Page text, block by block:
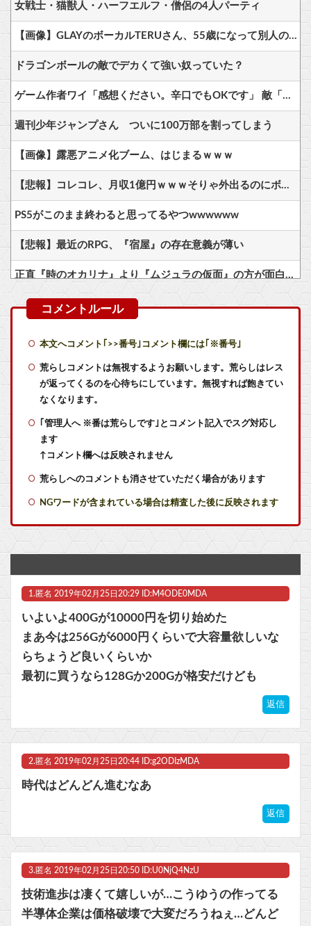
女戦士・猫獣人・ハーフエルフ・僧侶の4人パーティ
【画像】GLAYのボーカルTERUさん、55歳になって別人のように膨らんで激変したとネット騒然 → 「なんでこんなに太った？」「むしろ可愛い」「良い歳の取り方」
ドラゴンボールの敵でデカくて強い奴っていた？
ゲーム作者ワイ「感想ください。辛口でもOKです」 敵「あれがだめ。これがだめ」
週刊少年ジャンプさん ついに100万部を割ってしまう
【画像】露悪アニメ化ブーム、はじまるｗｗｗ
【悲報】コレコレ、月収1億円ｗｗｗそりゃ外出るのにボディガードつけるわ…
PS5がこのまま終わると思ってるやつwwwwww
【悲報】最近のRPG、『宿屋』の存在意義が薄い
正直『時のオカリナ』より『ムジュラの仮面』の方が面白いよな
【雑談】ウマスレで語るインターネット老人会ｗｗｗ この話題についていけないってマジ…！？
【艦これ】授業中に居眠りふぶき 他
【艦これ】煙幕してんのに大暴れしすぎちゃうか？
【艦これ】バニ黒潮親潮 他
【艦これ】ヴァトールはなんて呼べばいいんだろうね
【VTuber】ばあちゃる、引退を発表 8月9日の誕生日配信で詳細を説明「ずっと続けられなくて本当にごめんなさい」【8/9(日)15:00】
【GジェネE】SDガンダム外伝まつり開幕！ガチャは来週かな？他
【学園アイドルマスター】MiraiMira「花海咲季 雨上がりのアイリス 特訓前Ver.」フィギュア【予約開始】他
【beatmania IIDX】(26/08/06)「Sparkle Fruit Lab.｣に最終ルームが追加！ 追加楽曲に「サタデーナイト⭐︎ギャロップ」「じぇりー じゅえる ジャングル」「Iridescent Memories」が登場！！
ビットコイン再び1600万円へ。ドル円は147円に
本文へコメント｢>>番号｣コメント欄には｢※番号｣
荒らしコメントは無視するようお願いします。荒らしはレス
が返ってくるのを心待ちにしています。無視すれば飽きてい
なくなります。
｢管理人へ ※番は荒らしです｣とコメント記入でスグ対応し
ます
↑コメント欄へは反映されません
荒らしへのコメントも消させていただく場合があります
NGワードが含まれている場合は精査した後に反映されます
1. 匿名 2019年02月25日20:29 ID:M4ODE0MDA
いよいよ400Gが10000円を切り始めた
まあ今は256Gが6000円くらいで大容量欲しいな
らちょうど良いくらいか
最初に買うなら128Gか200Gが格安だけども
返信
2. 匿名 2019年02月25日20:44 ID:g2ODIzMDA
時代はどんどん進むなあ
返信
3. 匿名 2019年02月25日20:50 ID:U0NjQ4NzU
技術進歩は凄くて嬉しいが…こうゆうの作ってる
半導体企業は価格破壊で大変だろうねぇ…どんど